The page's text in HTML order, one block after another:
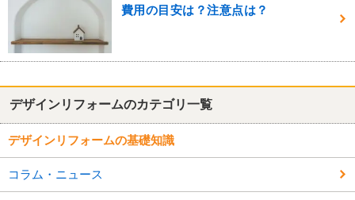
費用の目安は？注意点は？
デザインリフォームのカテゴリ一覧
デザインリフォームの基礎知識
コラム・ニュース